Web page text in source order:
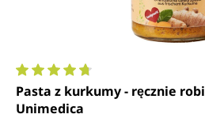
Średnia ocena 4.8 z 5 gwiazdek
Pasta z kurkumy - ręcznie
Unimedica